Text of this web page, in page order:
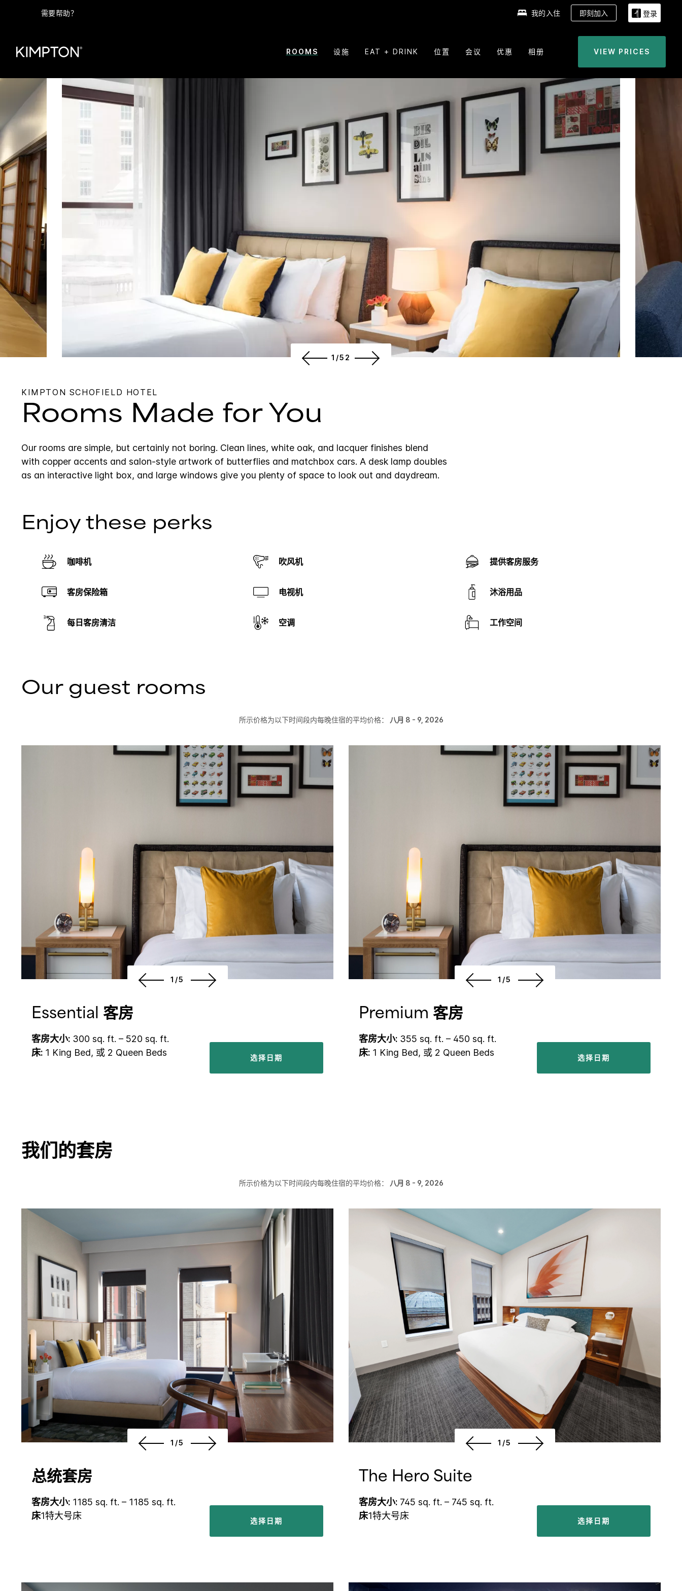
需要帮助？ 我的入住 即刻加入 登录
ROOMS 设施 EAT + DRINK 位置 会议 优惠 相册 VIEW PRICES
1/52
KIMPTON SCHOFIELD HOTEL
Rooms Made for You
Our rooms are simple, but certainly not boring. Clean lines, white oak, and lacquer finishes blend
with copper accents and salon-style artwork of butterflies and matchbox cars. A desk lamp doubles
as an interactive light box, and large windows give you plenty of space to look out and daydream.
Enjoy these perks
咖啡机 吹风机 提供客房服务
客房保险箱 电视机 沐浴用品
每日客房清洁 空调 工作空间
Our guest rooms
所示价格为以下时间段内每晚住宿的平均价格： 八月 8 - 9, 2026
1/5
Essential 客房
客房大小: 300 sq. ft. – 520 sq. ft.
床: 1 King Bed, 或 2 Queen Beds 选择日期
1/5
Premium 客房
客房大小: 355 sq. ft. – 450 sq. ft.
床: 1 King Bed, 或 2 Queen Beds 选择日期
我们的套房
所示价格为以下时间段内每晚住宿的平均价格： 八月 8 - 9, 2026
1/5
总统套房
客房大小: 1185 sq. ft. – 1185 sq. ft.
床1特大号床 选择日期
1/5
The Hero Suite
客房大小: 745 sq. ft. – 745 sq. ft.
床1特大号床 选择日期